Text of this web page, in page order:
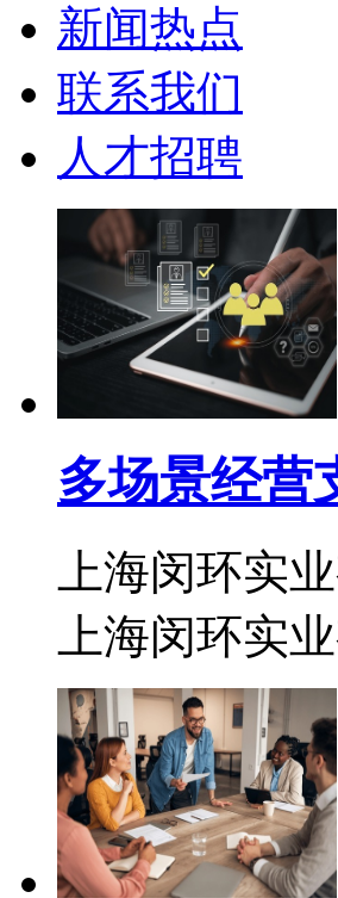
新闻热点
联系我们
人才招聘
多场景经营
上海闵环实
上海闵环实